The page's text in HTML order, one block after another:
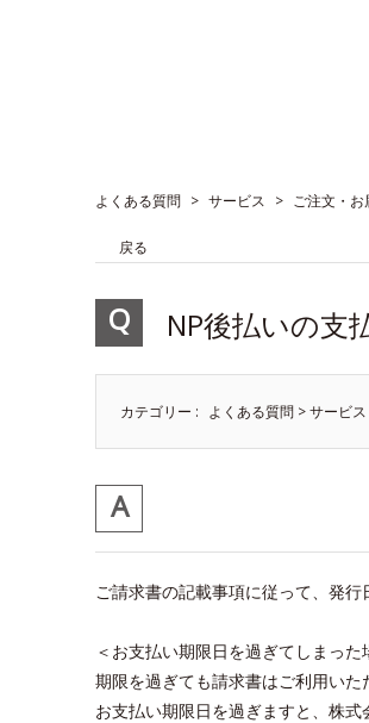
よくある質問 > サービス > ご注文・
戻る
NP後払いの支
カテゴリー : よくある質問 >サービス
ご請求書の記載事項に従って、発行
＜お支払い期限日を過ぎてしまった
期限を過ぎても請求書はご利用いた
お支払い期限日を過ぎますと、株